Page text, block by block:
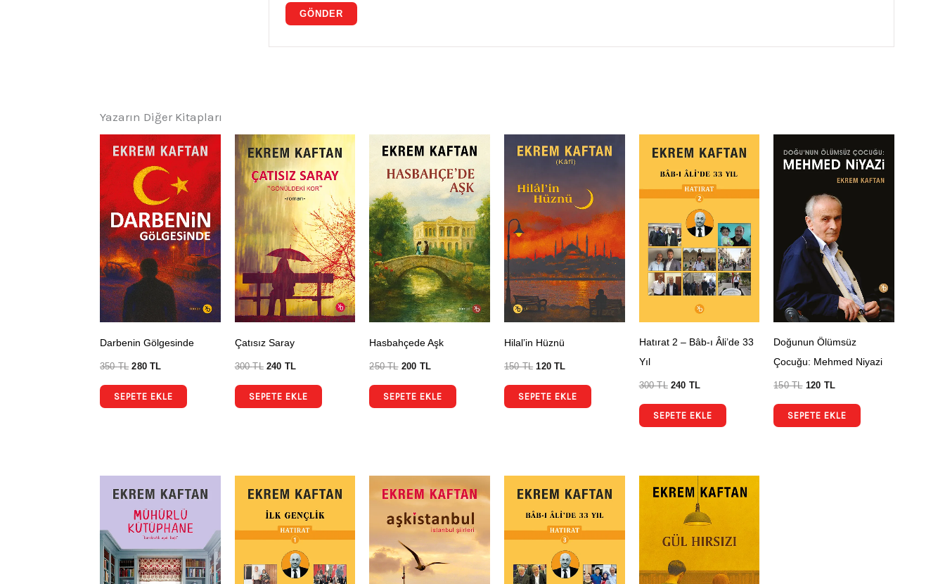
Yazarın Diğer Kitapları
Darbenin Gölgesinde
350TL 280TL
SEPETE EKLE
Çatısız Saray
300TL 240 TL
SEPETE EKLE
Hasbahçede Aşk
250TL 200 TL
SEPETE EKLE
Hilal’in Hüznü
150TL 120TL
SEPETE EKLE
Hatırat 2 – Bâb-ı Âli’de 33
Yıl
300TL 240 TL
SEPETE EKLE
Doğunun Ölümsüz
Çocuğu: Mehmed Niyazi
150TL 120 TL
SEPETE EKLE